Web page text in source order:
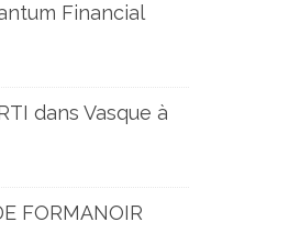
Financial
dansVasque à
FORMANOIR